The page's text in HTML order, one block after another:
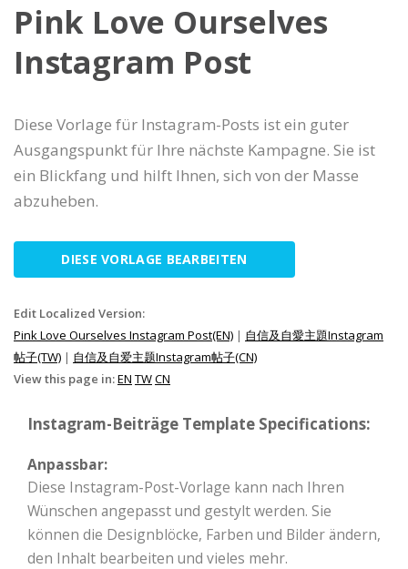
Pink Love Ourselves
Instagram Post
Diese Vorlage für Instagram-Posts ist ein guter
Ausgangspunkt für Ihre nächste Kampagne. Sie ist
ein Blickfang und hilft Ihnen, sich von der Masse
abzuheben.
DIESE VORLAGE BEARBEITEN
Edit Localized Version:
Pink Love Ourselves Instagram Post(EN) | 自信及自愛主題Instagram
帖子(TW) | 自信及自爱主题Instagram帖子(CN)
View this page in:EN TWCN
Instagram-Beiträge Template Specifications:
Anpassbar:
Diese Instagram-Post-Vorlage kann nach Ihren
Wünschen angepasst und gestylt werden. Sie
können die Designblöcke, Farben und Bilder ändern,
den Inhalt bearbeiten und vieles mehr.